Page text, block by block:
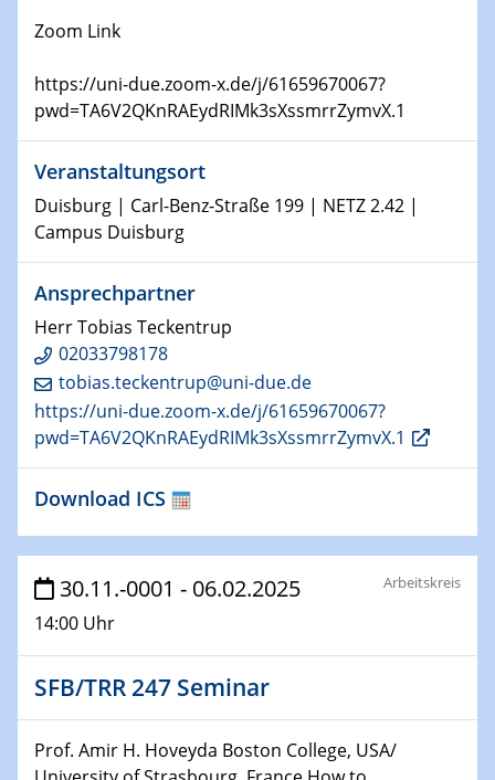
Comets – Why Should We Study Them?
15.01.2025
GDCh Kolloquium
22.01.2025
Physikalisches Kolloquium
Make it and break it: Contact and Cracks at soft
interfaces
22.01.2025
HyMission Short Talks
29.01.2025
Physikalisches Kolloquium
Decoding mRNA translation: Computational and
experimental approaches to understanding gene
expression
GDCh Kolloquium
The Cation Shuffle
30.01.2025
WIN & CENIDE Seminar Series on 2D-
MATURE
Talk Prof. Erwin Reisner
Zoom Link
https://uni-due.zoom-x.de/j/61659670067?
pwd=TA6V2QKnRAEydRIMk3sXssmrrZymvX.1
Veranstaltungsort
Duisburg | Carl-Benz-Straße 199 | NETZ 2.42 |
Campus Duisburg
Ansprechpartner
Herr Tobias Teckentrup
02033798178
tobias.teckentrup@uni-due.de
https://uni-due.zoom-x.de/j/61659670067?
pwd=TA6V2QKnRAEydRIMk3sXssmrrZymvX.1
Download ICS
30.11.-0001 - 06.02.2025
14:00 Uhr
Arbeitskreis
SFB/TRR 247 Seminar
Prof. Amir H. Hoveyda Boston College, USA/